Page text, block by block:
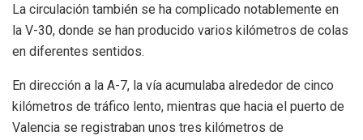
La circulación también se ha complicado notablemente en
la V-30, donde se han producido varios kilómetros de colas
en diferentes sentidos.
En dirección a la A-7, la vía acumulaba alrededor de cinco
kilómetros de tráfico lento, mientras que hacia el puerto de
Valencia se registraban unos tres kilómetros de